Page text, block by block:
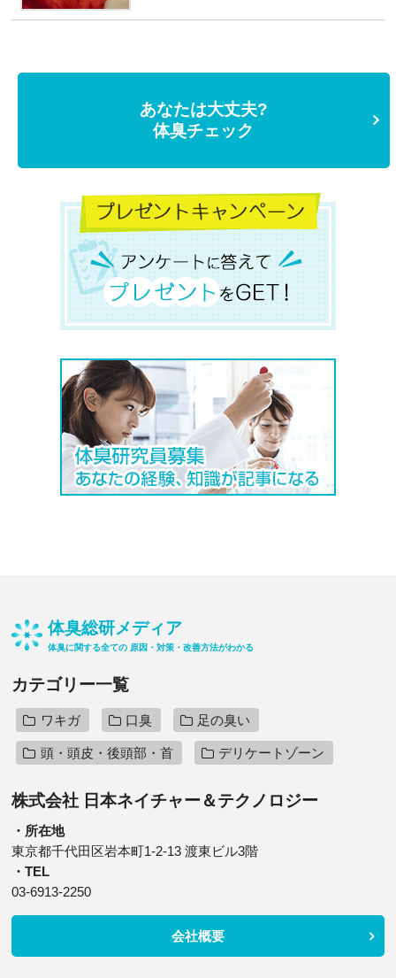
あなたは大丈夫?
体臭チェック
体臭総研メディア
体臭に関する全ての 原因・対策・改善方法がわかる
カテゴリー一覧
ワキガ 口臭 足の臭い
頭・頭皮・後頭部・首 デリケートゾーン
株式会社 日本ネイチャー＆テクノロジー
・所在地
東京都千代田区岩本町1-2-13 渡東ビル3階
・TEL
03-6913-2250
会社概要